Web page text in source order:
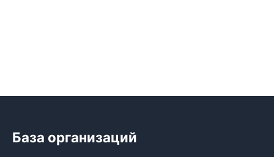
База организаций